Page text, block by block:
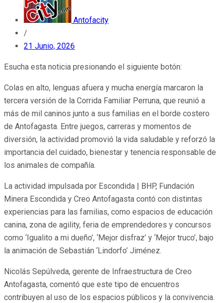
Antofacity
/
21 Junio, 2026
Esucha esta noticia presionando el siguiente botón:
Colas en alto, lenguas afuera y mucha energía marcaron la
tercera versión de la Corrida Familiar Perruna, que reunió a
más de mil caninos junto a sus familias en el borde costero
de Antofagasta. Entre juegos, carreras y momentos de
diversión, la actividad promovió la vida saludable y reforzó la
importancia del cuidado, bienestar y tenencia responsable de
los animales de compañía.
La actividad impulsada por Escondida | BHP, Fundación
Minera Escondida y Creo Antofagasta contó con distintas
experiencias para las familias, como espacios de educación
canina, zona de agility, feria de emprendedores y concursos
como ‘Igualito a mi dueño’, ‘Mejor disfraz’ y ‘Mejor truco’, bajo
la animación de Sebastián ‘Lindorfo’ Jiménez.
Nicolás Sepúlveda, gerente de Infraestructura de Creo
Antofagasta, comentó que este tipo de encuentros
contribuyen al uso de los espacios públicos y la convivencia.